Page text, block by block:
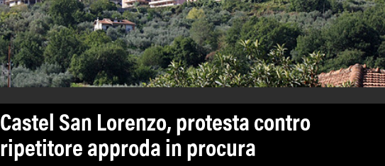
Castel San Lorenzo, protesta contro
ripetitore approda in procura